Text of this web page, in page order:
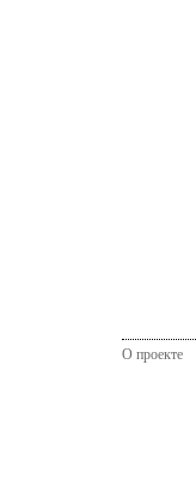
О проекте